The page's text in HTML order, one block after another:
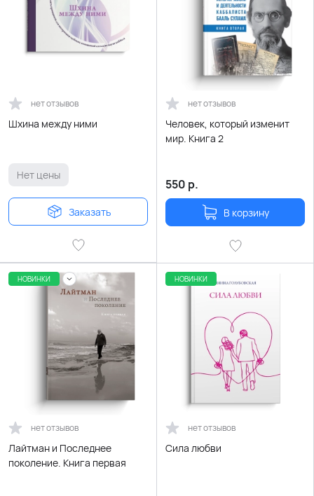
нет отзывов
Шхина между ними
Нет цены
Заказать
нет отзывов
Человек, который изменит
мир. Книга 2
550 р.
В корзину
НОВИНКИ
нет отзывов
Лайтман и Последнее
поколение. Книга первая
НОВИНКИ
нет отзывов
Сила любви